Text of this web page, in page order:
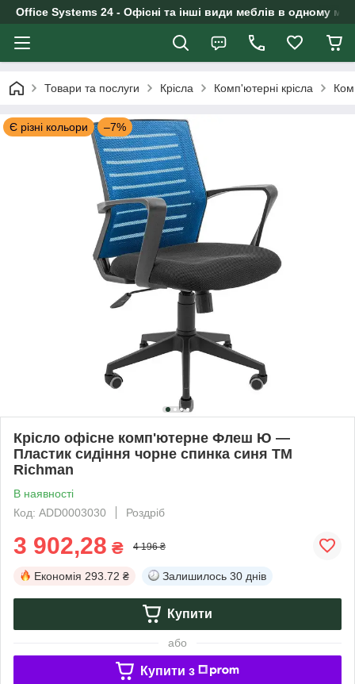
Office Systems 24 - Офісні та інші види меблів в одному
Товари та послуги Крісла Комп'ютерні крісла
Є різні кольори –7%
Крісло офісне комп'ютерне Флеш Ю —
Пластик сидіння чорне спинка синя ТМ
Richman
В наявності
Код: ADD0003030
Роздріб
3 902,28 ₴ 4 196 ₴
Економія 293.72 ₴ Залишилось 30 днів
Купити
або
Купити з